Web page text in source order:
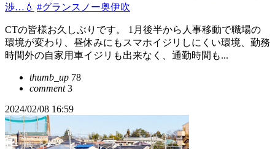
渉…💧 #グランスノー奥伊吹
CTの皆様お久しぶりです。 1月後半から人事移動で職場の
環境が変わり、昼休みにもスマホイジリしにくい環境、勤務
時間外の自家用車イジリも出来なく、通勤時間も...
thumb_up 78
comment3
2024/02/08 16:59